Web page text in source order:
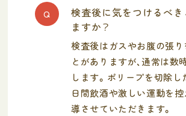
Q
検査後に気をつけるべき
ますか？
検査後はガスやお腹の張り
とがありますが、通常は数
します。ポリープを切除し
日間飲酒や激しい運動を
導させていただきます。